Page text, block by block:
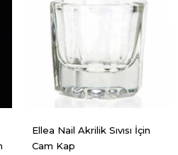
Ellea Nail Akrilik Sıvısı İçin
Cam Kap